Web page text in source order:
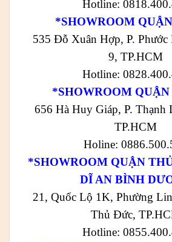
Hotline:
*SHOWROOM
535 Đỗ Xuân Hợp, P. Phước
9, TP.HCM
Hotline:
*SHOWROOM
656 Hà Huy Giáp, P. Thạnh
TP.HCM
Holine:
*SHOWROOM QUẬN
DĨ AN BÌNH
21, Quốc Lộ 1K, Phường
Thủ Đức,
Hotline: